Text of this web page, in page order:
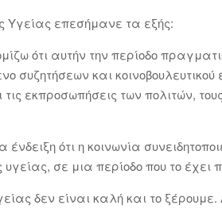
Υγείας επεσήμανε τα εξής:
ότι αυτήν την περίοδο
συζητήσεων και
τις εκπροσωπήσεις των πολιτών,
ένδειξη ότι η κοινωνία
υγείας, σε μια περίοδο που το
δεν είναι καλή και το